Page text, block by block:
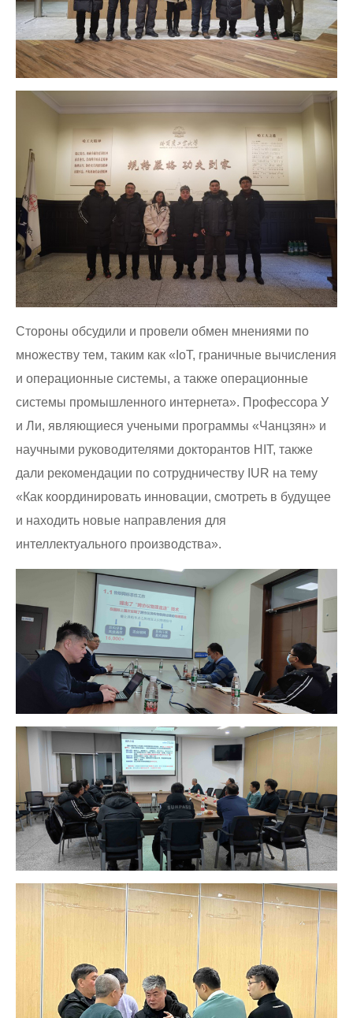
Стороны обсудили и провели обмен мнениями по
множеству тем, таким как «IoT, граничные вычисления
и операционные системы, а также операционные
системы промышленного интернета». Профессора У
и Ли, являющиеся учеными программы «Чанцзян» и
научными руководителями докторантов HIT, также
дали рекомендации по сотрудничеству IUR на тему
«Как координировать инновации, смотреть в будущее
и находить новые направления для
интеллектуального производства».